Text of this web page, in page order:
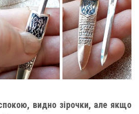
видно зірочки, але якщо